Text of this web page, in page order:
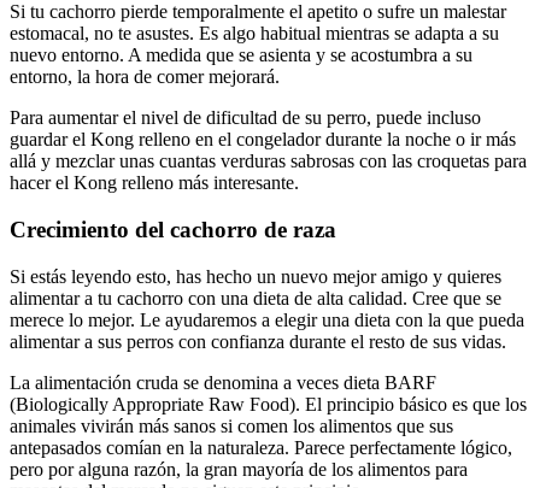
Si tu cachorro pierde temporalmente el apetito o sufre un malestar
estomacal, no te asustes. Es algo habitual mientras se adapta a su
nuevo entorno. A medida que se asienta y se acostumbra a su
entorno, la hora de comer mejorará.
Para aumentar el nivel de dificultad de su perro, puede incluso
guardar el Kong relleno en el congelador durante la noche o ir más
allá y mezclar unas cuantas verduras sabrosas con las croquetas para
hacer el Kong relleno más interesante.
Crecimiento del cachorro de raza
Si estás leyendo esto, has hecho un nuevo mejor amigo y quieres
alimentar a tu cachorro con una dieta de alta calidad. Cree que se
merece lo mejor. Le ayudaremos a elegir una dieta con la que pueda
alimentar a sus perros con confianza durante el resto de sus vidas.
La alimentación cruda se denomina a veces dieta BARF
(Biologically Appropriate Raw Food). El principio básico es que los
animales vivirán más sanos si comen los alimentos que sus
antepasados comían en la naturaleza. Parece perfectamente lógico,
pero por alguna razón, la gran mayoría de los alimentos para